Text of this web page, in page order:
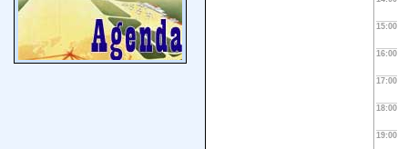
15:00
16:00
17:00
18:00
19:00